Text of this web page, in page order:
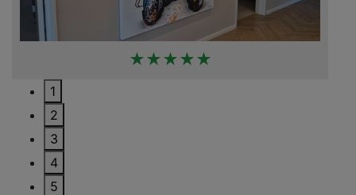
★★★★★
1
2
3
4
5